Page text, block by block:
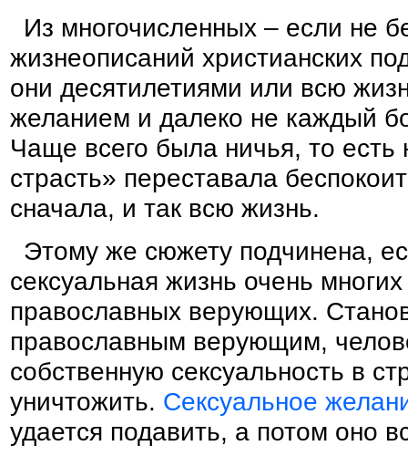
Из многочисленных – если не
жизнеописаний христианских
они десятилетиями или всю
желанием и далеко не каждый
Чаще всего была ничья, то есть
страсть» переставала
сначала, и так всю жизнь.
Этому же сюжету подчинена,
сексуальная жизнь очень
православных верующих.
православным верующим,
собственную сексуальность в
уничтожить. Сексуальное
удается подавить, а потом оно